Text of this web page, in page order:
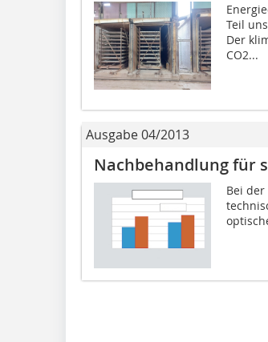
Teil
Der
CO2...
Ausgabe 04/2013
Nachbehandlung für
Bei